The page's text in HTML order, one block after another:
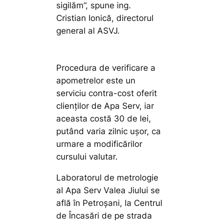
sigilăm”, spune ing.
Cristian Ionică, directorul
general al ASVJ.
Procedura de verificare a
apometrelor este un
serviciu contra-cost oferit
clienților de Apa Serv, iar
aceasta costă 30 de lei,
putând varia zilnic ușor, ca
urmare a modificărilor
cursului valutar.
Laboratorul de metrologie
al Apa Serv Valea Jiului se
află în Petroșani, la Centrul
de Încasări de pe strada